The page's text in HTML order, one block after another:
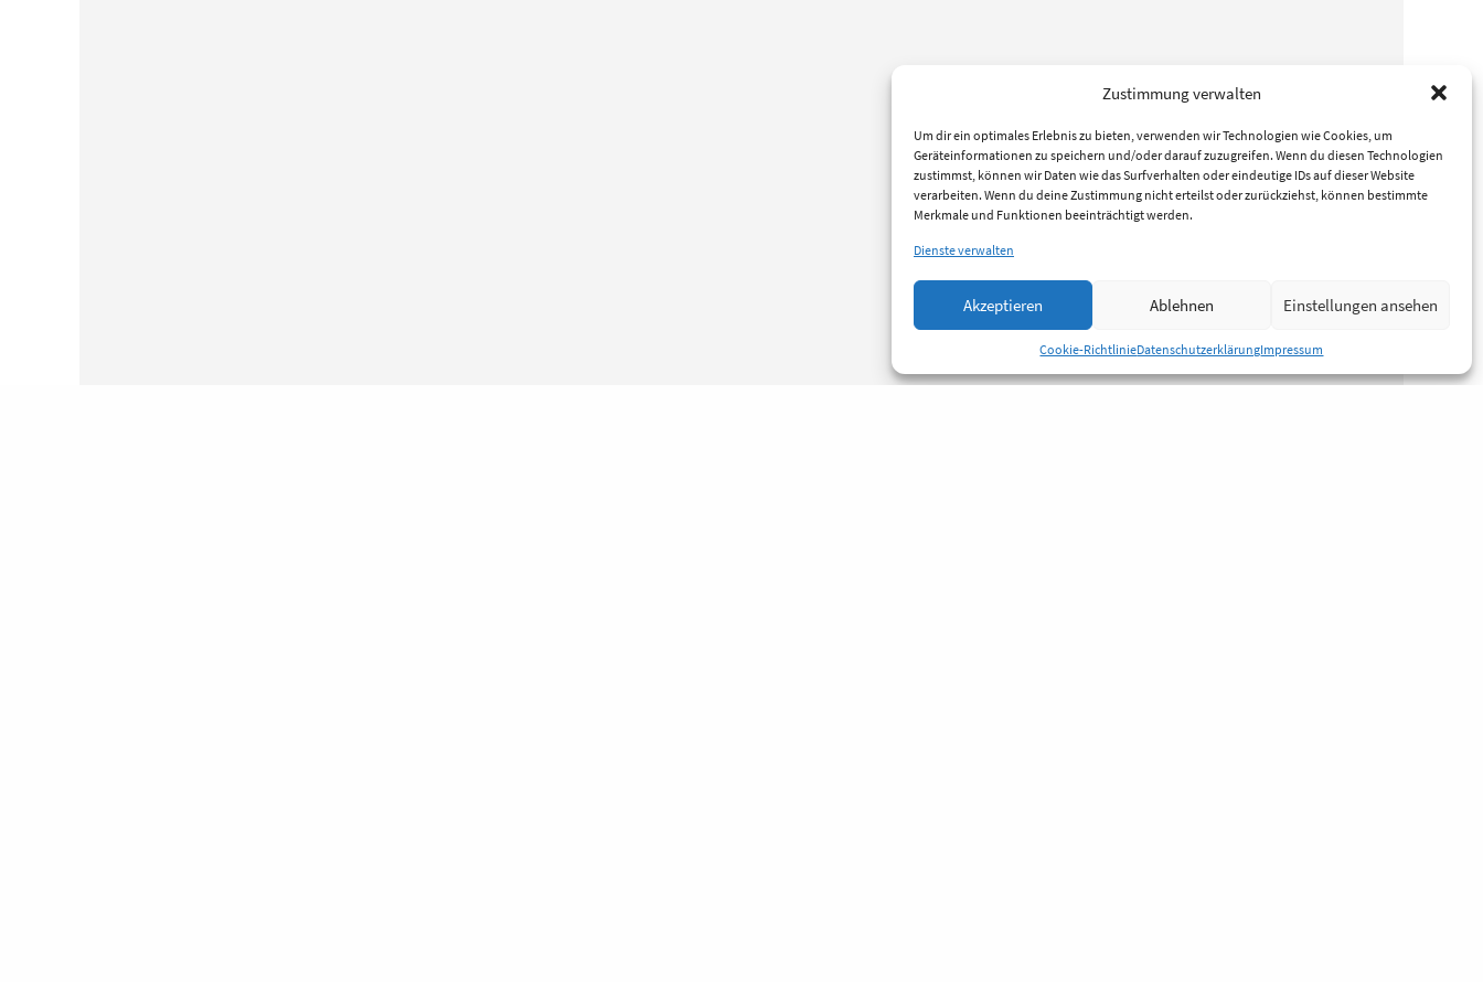
Zustimmung verwalten
Um dir ein optimales Erlebnis zu bieten, verwenden wir Technologien wie Cookies, um
Geräteinformationen zu speichern und/oder darauf zuzugreifen. Wenn du diesen Technologien
zustimmst, können wir Daten wie das Surfverhalten oder eindeutige IDs auf dieser Website
verarbeiten. Wenn du deine Zustimmung nicht erteilst oder zurückziehst, können bestimmte
Merkmale und Funktionen beeinträchtigt werden.
Dienste verwalten
Akzeptieren Ablehnen Einstellungen ansehen
Cookie-RichtlinieDatenschutzerklärungImpressum